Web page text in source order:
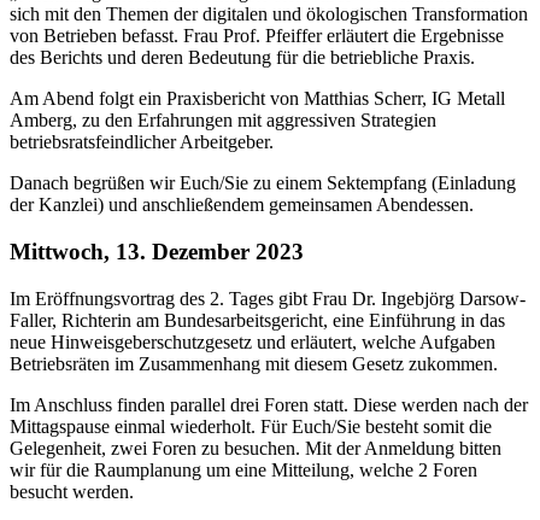
sich mit den Themen der digitalen und ökologischen Transformation
von Betrieben befasst. Frau Prof. Pfeiffer erläutert die Ergebnisse
des Berichts und deren Bedeutung für die betriebliche Praxis.
Am Abend folgt ein Praxisbericht von Matthias Scherr, IG Metall
Amberg, zu den Erfahrungen mit aggressiven Strategien
betriebsratsfeindlicher Arbeitgeber.
Danach begrüßen wir Euch/Sie zu einem Sektempfang (Einladung
der Kanzlei) und anschließendem gemeinsamen Abendessen.
Mittwoch, 13. Dezember 2023
Im Eröffnungsvortrag des 2. Tages gibt Frau Dr. Ingebjörg Darsow-
Faller, Richterin am Bundesarbeitsgericht, eine Einführung in das
neue Hinweisgeberschutzgesetz und erläutert, welche Aufgaben
Betriebsräten im Zusammenhang mit diesem Gesetz zukommen.
Im Anschluss finden parallel drei Foren statt. Diese werden nach der
Mittagspause einmal wiederholt. Für Euch/Sie besteht somit die
Gelegenheit, zwei Foren zu besuchen. Mit der Anmeldung bitten
wir für die Raumplanung um eine Mitteilung, welche 2 Foren
besucht werden.